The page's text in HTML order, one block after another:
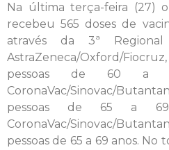
Na última terça-feira (27)
recebeu 565 doses de
através da 3ª
AstraZeneca/Oxford/
pessoas de 60 a
CoronaVac/Sinovac/
pessoas de 65 a
CoronaVac/Sinovac/
pessoas de 65 a 69 anos.